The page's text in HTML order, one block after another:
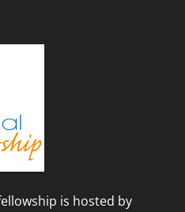
is hosted by